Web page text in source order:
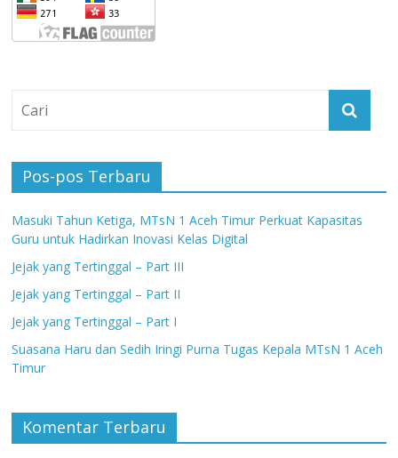
Pos-pos Terbaru
Masuki Tahun Ketiga, MTsN 1 Aceh Timur Perkuat Kapasitas
Guru untuk Hadirkan Inovasi Kelas Digital
Jejak yang Tertinggal – Part III
Jejak yang Tertinggal – Part II
Jejak yang Tertinggal – Part I
Suasana Haru dan Sedih Iringi Purna Tugas Kepala MTsN 1 Aceh
Timur
Komentar Terbaru